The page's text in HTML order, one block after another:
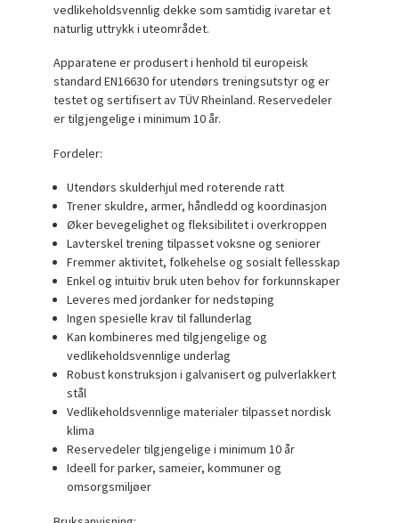
vedlikeholdsvennlig dekke som samtidig ivaretar et
naturlig uttrykk i uteområdet.
Apparatene er produsert i henhold til europeisk
standard EN16630 for utendørs treningsutstyr og er
testet og sertifisert av TÜV Rheinland. Reservedeler
er tilgjengelige i minimum 10 år.
Fordeler:
Utendørs skulderhjul med roterende ratt
Trener skuldre, armer, håndledd og koordinasjon
Øker bevegelighet og fleksibilitet i overkroppen
Lavterskel trening tilpasset voksne og seniorer
Fremmer aktivitet, folkehelse og sosialt fellesskap
Enkel og intuitiv bruk uten behov for forkunnskaper
Leveres med jordanker for nedstøping
Ingen spesielle krav til fallunderlag
Kan kombineres med tilgjengelige og
vedlikeholdsvennlige underlag
Robust konstruksjon i galvanisert og pulverlakkert
stål
Vedlikeholdsvennlige materialer tilpasset nordisk
klima
Reservedeler tilgjengelige i minimum 10 år
Ideell for parker, sameier, kommuner og
omsorgsmiljøer